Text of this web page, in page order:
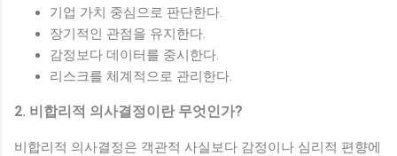
기업 가치 중심으로 판단한다.
장기적인 관점을 유지한다.
감정보다 데이터를 중시한다.
리스크를 체계적으로 관리한다.
2. 비합리적 의사결정이란 무엇인가?
비합리적 의사결정은 객관적 사실보다 감정이나 심리적 편향에